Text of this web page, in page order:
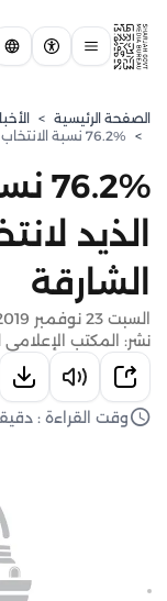
الصفحة الرئيسية >
> 76.2% نسبة الانتخاب في الذيد لانتخابات استشاري الشارقة
الذيد
الشارقة
السبت 23 نوفمبر 2019
نشر: المكتب
وقت القراءة :